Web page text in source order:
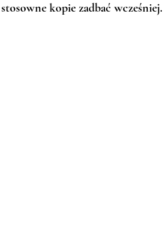
kopie zadbać wcześniej.